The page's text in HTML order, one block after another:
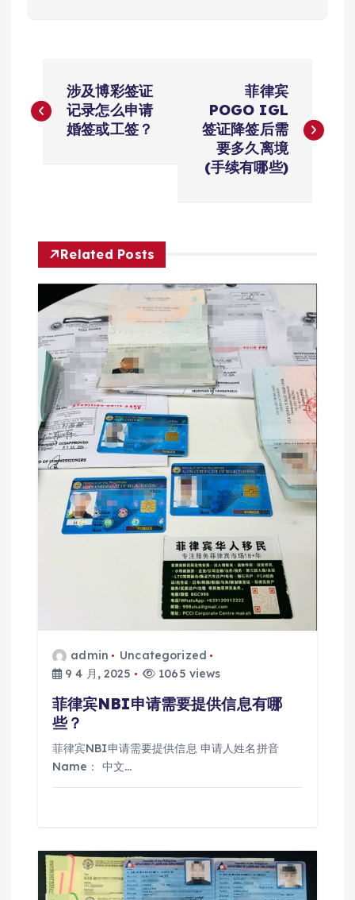
章
涉及博彩签证
记录怎么申请
婚签或工签？
菲律宾
POGO IGL
签证降签后需
要多久离境
(手续有哪些)
Related Posts
admin
Uncategorized
9 4 月, 2025
1065 views
菲律宾NBI申请需要提供信息有哪
些？
菲律宾NBI申请需要提供信息 申请人姓名拼音
Name： 中文…